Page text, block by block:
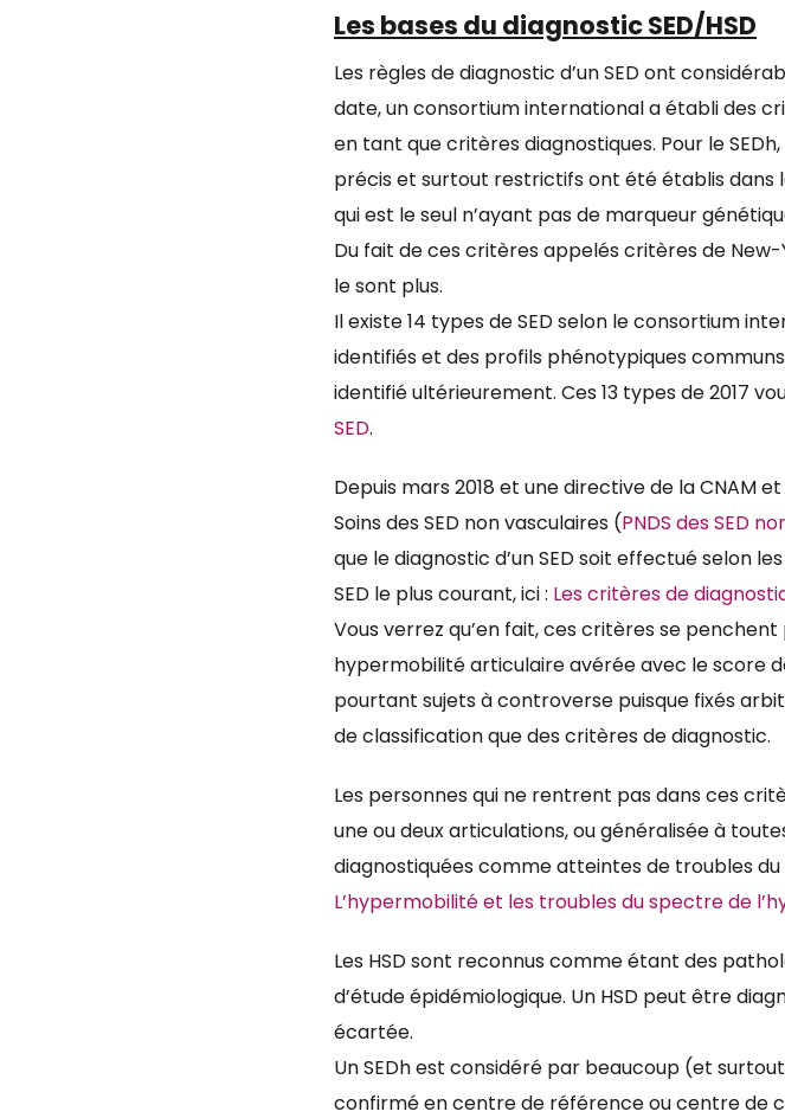
Les bases du diagnostic SED/HSD
Les règles de diagnostic d’un SED ont
date, un consortium international a établi des
en tant que critères diagnostiques. Pour le
précis et surtout restrictifs ont été établis dans
qui est le seul n’ayant pas de marqueur
Du fait de ces critères appelés critères de
le sont plus.
Il existe 14 types de SED selon le consortium
identifiés et des profils phénotypiques
identifié ultérieurement. Ces 13 types de 2017
SED.
Depuis mars 2018 et une directive de la CNAM
Soins des SED non vasculaires (PNDS des SED
que le diagnostic d’un SED soit effectué selon
SED le plus courant, ici : Les critères de
Vous verrez qu’en fait, ces critères se
hypermobilité articulaire avérée avec le score
pourtant sujets à controverse puisque fixés
de classification que des critères de diagnostic.
Les personnes qui ne rentrent pas dans ces
une ou deux articulations, ou généralisée à
diagnostiquées comme atteintes de troubles
L’hypermobilité et les troubles du spectre de
Les HSD sont reconnus comme étant des
d’étude épidémiologique. Un HSD peut être
écartée.
Un SEDh est considéré par beaucoup (et
confirmé en centre de référence ou centre de